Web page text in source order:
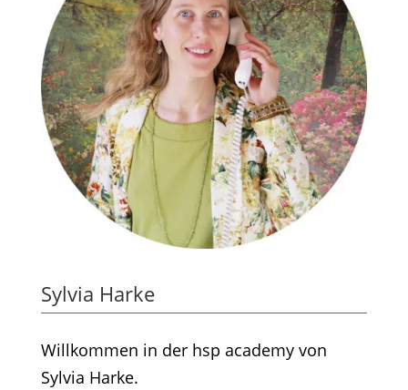
Sylvia Harke
Willkommen in der hsp academy von
Sylvia Harke.